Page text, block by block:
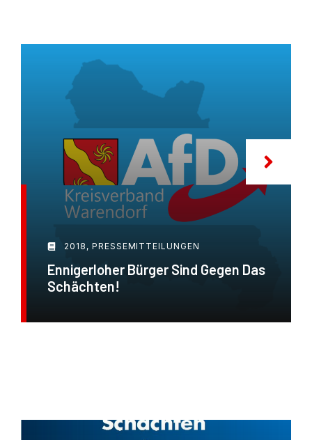
2018 , PRESSEMITTEILUNGEN
Ennigerloher Bürger Sind Gegen Das
Schächten!